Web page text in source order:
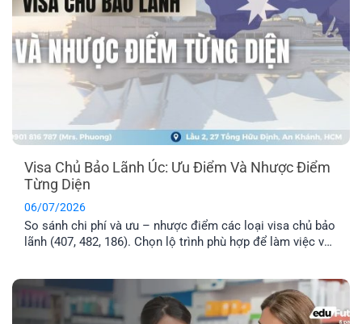
Visa Chủ Bảo Lãnh Úc: Ưu Điểm Và Nhược Điểm
Từng Diện
06/07/2026
So sánh chi phí và ưu – nhược điểm các loại visa chủ bảo
lãnh (407, 482, 186). Chọn lộ trình phù hợp để làm việc và